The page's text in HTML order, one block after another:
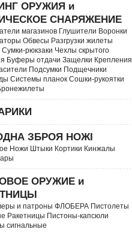
ОРУЖИЯ и
СНАРЯЖЕНИЕ
магазинов Глушители Воронки
Обвесы Разгрузки жилеты
рюкзаки Чехлы скрытого
Буферы отдачи Защелки Крепления
Подсумки Подщечники
Системы планок Сошки-рукоятки
ЗБРОЯ НОЖІ
Ножи Штыки Кортики Кинжалы
ОРУЖИЕ и
и патроны ФЛОБЕРА Пистолеты
Ракетницы Пистоны-капсюли
сигнальные